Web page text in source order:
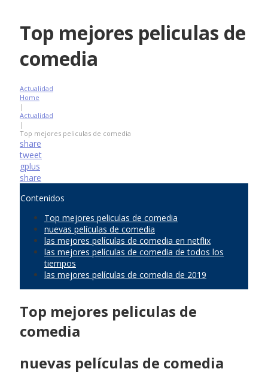
Top mejores peliculas de
comedia
Actualidad
Home
|
Actualidad
|
Top mejores peliculas de comedia
share
tweet
gplus
share
Contenidos
Top mejores peliculas de comedia
nuevas películas de comedia
las mejores películas de comedia en netflix
las mejores películas de comedia de todos los
tiempos
las mejores películas de comedia de 2019
Top mejores peliculas de
comedia
nuevas películas de comedia